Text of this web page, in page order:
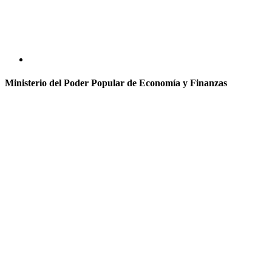
Ministerio del Poder Popular de Economía y Finanzas